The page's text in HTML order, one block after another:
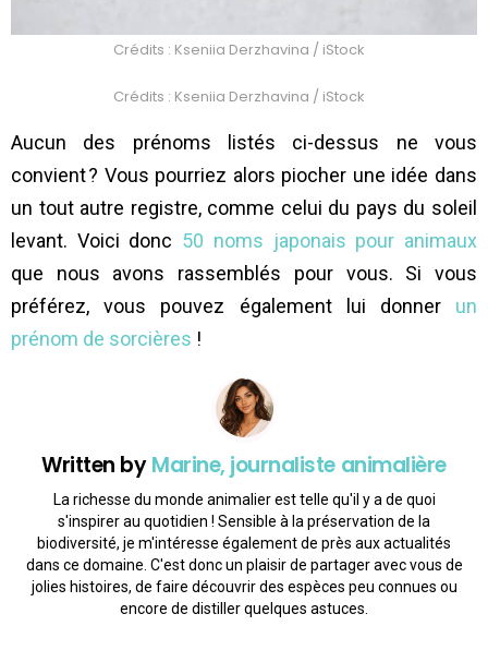
Crédits : Kseniia Derzhavina / iStock
Crédits : Kseniia Derzhavina / iStock
Aucun des prénoms listés ci-dessus ne vous
convient ? Vous pourriez alors piocher une idée dans
un tout autre registre, comme celui du pays du soleil
levant. Voici donc 50 noms japonais pour animaux
que nous avons rassemblés pour vous. Si vous
préférez, vous pouvez également lui donner un
prénom de sorcières !
Written byMarine, journaliste animalière
La richesse du monde animalier est telle qu'il y a de quoi
s'inspirer au quotidien ! Sensible à la préservation de la
biodiversité, je m'intéresse également de près aux actualités
dans ce domaine. C'est donc un plaisir de partager avec vous de
jolies histoires, de faire découvrir des espèces peu connues ou
encore de distiller quelques astuces.